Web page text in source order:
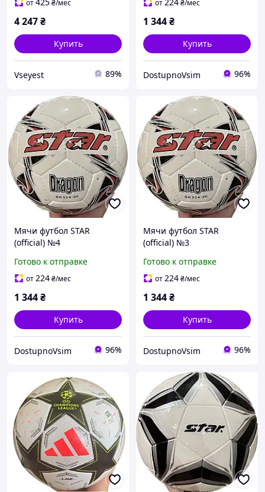
от ₴/мес
4 247₴
Купить
Vseyest 89%
от ₴/мес
1 344₴
Купить
DostupnoVsim 96%
Мячи футбол STAR
(official) №4
Готово к отправке
от224₴/мес
1 344₴
Купить
DostupnoVsim 96%
Мячи футбол STAR
(official) №3
Готово к отправке
от224₴/мес
1 344₴
Купить
DostupnoVsim 96%